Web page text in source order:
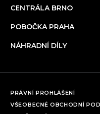
CENTRÁLA BRNO
POBOČKA PRAHA
NÁHRADNÍ DÍLY
PRÁVNÍ PROHLÁŠENÍ
VŠEOBECNÉ OBCHODNÍ